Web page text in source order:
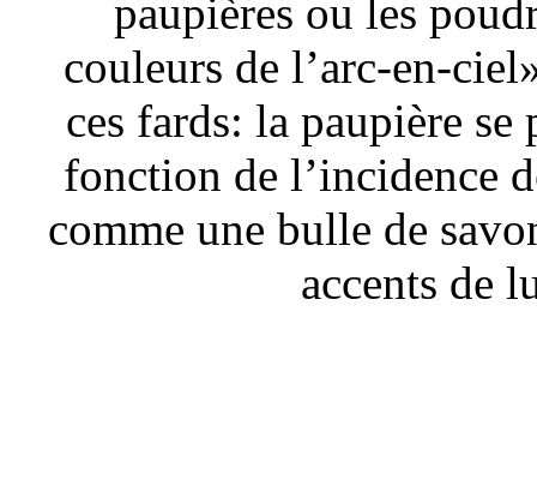
paupières ou les
couleurs de l’arc-en-
ces fards: la paupière
fonction de l’incidence
comme une bulle de
accents de